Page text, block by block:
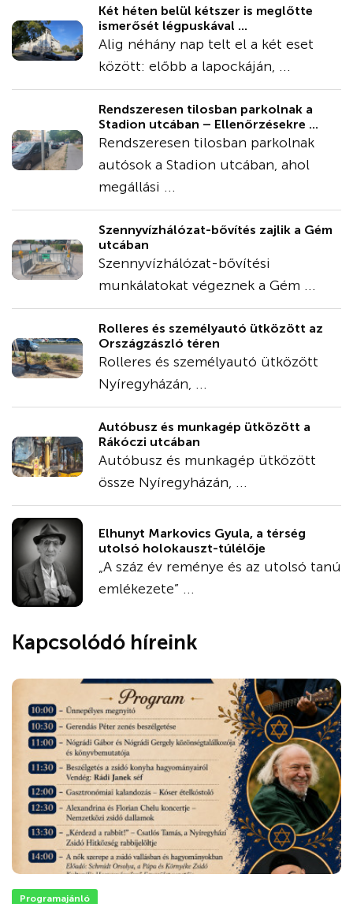
Két héten belül kétszer is meglőtte
ismerősét légpuskával ...
Alig néhány nap telt el a két eset
között: előbb a lapockáján, ...
Rendszeresen tilosban parkolnak a
Stadion utcában – Ellenőrzésekre ...
Rendszeresen tilosban parkolnak
autósok a Stadion utcában, ahol
megállási ...
Szennyvízhálózat-bővítés zajlik a Gém
utcában
Szennyvízhálózat-bővítési
munkálatokat végeznek a Gém ...
Rolleres és személyautó ütközött az
Országzászló téren
Rolleres és személyautó ütközött
Nyíregyházán, ...
Autóbusz és munkagép ütközött a
Rákóczi utcában
Autóbusz és munkagép ütközött
össze Nyíregyházán, ...
Elhunyt Markovics Gyula, a térség
utolsó holokauszt-túlélője
„A száz év reménye és az utolsó tanú
emlékezete” ...
Kapcsolódó híreink
Programajánló